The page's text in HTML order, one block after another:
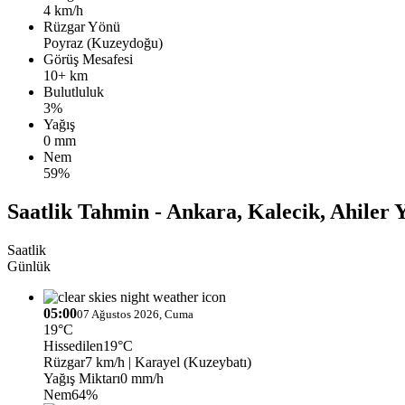
4 km/h
Rüzgar Yönü
Poyraz (Kuzeydoğu)
Görüş Mesafesi
10+ km
Bulutluluk
3%
Yağış
0 mm
Nem
59%
Saatlik Tahmin - Ankara, Kalecik, Ahiler
Saatlik
Günlük
05:0007 Ağustos 2026, Cuma
19°C
Hissedilen19°C
Rüzgar7 km/h | Karayel (Kuzeybatı)
Yağış Miktarı0 mm/h
Nem64%